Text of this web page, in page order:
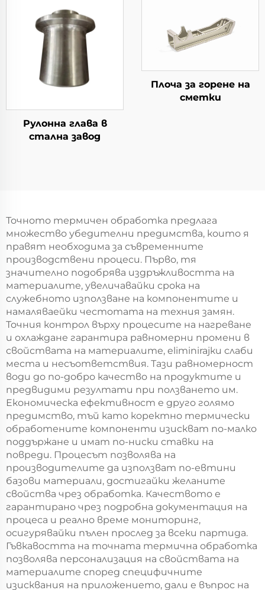
Рулонна глава в
стална завод
Плоча за горене на
сметки
Точното термичен обработка предлага
множество убедителни предимства, които я
правят необходима за съвременните
производствени процеси. Първо, тя
значително подобрява издръжливостта на
материалите, увеличавайки срока на
служебното използване на компонентите и
намаляваейки честотата на техния замян.
Точния контрол върху процесите на нагреване
и охлаждане гарантира равномерни промени в
свойствата на материалите, eliminirajки слаби
места и несъответствия. Тази равномерност
води до по-добро качество на продуктите и
предвидими резултати при ползването им.
Економическа ефективност е друго голямо
предимство, тъй като коректно термически
обработените компоненти изискват по-малко
поддържане и имат по-ниски ставки на
повреди. Процесът позволява на
производителите да използват по-евтини
базови материали, достигайки желаните
свойства чрез обработка. Качеството е
гарантирано чрез подробна документация на
процеса и реално време мониторинг,
осигурявайки пълен прослед за всеки партида.
Гъвкавостта на точната термична обработка
позволява персонализация на свойствата на
материалите според специфичните
изисквания на приложението, дали е въпрос на